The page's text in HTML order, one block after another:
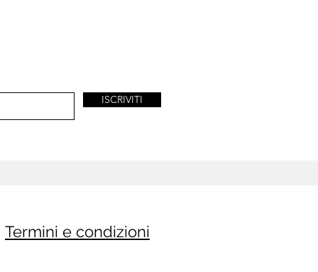
ISCRIVITI
Termini e condizioni